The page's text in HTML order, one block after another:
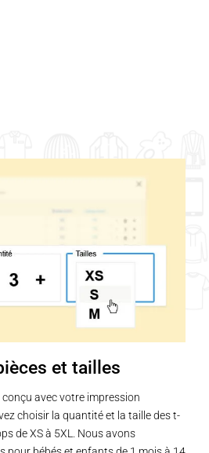
et tailles
avec votre impression
choisir la quantité et la taille des t-
de XS à 5XL. Nous avons